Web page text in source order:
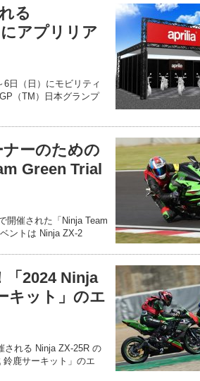
る
アプリリア
6日（日）にモビリティ
（TM）日本グランプ
ナーのための
Green Trial
開催された「Ninja Team
ントは Ninja ZX-2
「2024 Ninja
キット」のエ
される Ninja ZX-25R の
鈴鹿サーキット」のエ